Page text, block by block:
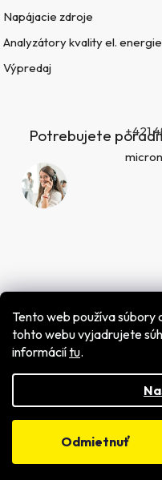
Tento web používa súbory
tohto webu vyjadrujete
informáciítu.
Odmietnuť
Napájacie zdroje
Analyzátory kvality el. energie
Výpredaj
Potrebujete
+421
Copyright 2026